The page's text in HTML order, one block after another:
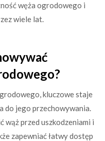
węża ogrodowego i
wiele lat.
kluczowe staje
do jego przechowywania.
przed uszkodzeniami i
zapewniać łatwy dostęp